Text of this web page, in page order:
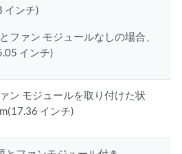
インチ)
ファン モジュールなしの場合、
インチ)
ン モジュールを取り付けた状
インチ)